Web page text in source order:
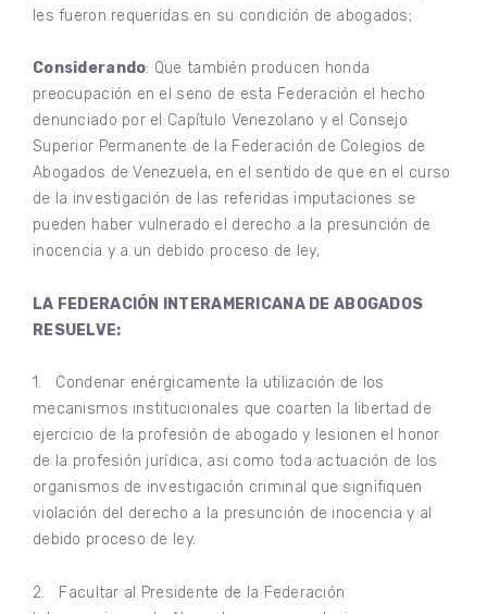
les fueron requeridas en su condición de abogados;
Considerando: Que también producen honda
preocupación en el seno de esta Federación el hecho
denunciado por el Capítulo Venezolano y el Consejo
Superior Permanente de la Federación de Colegios de
Abogados de Venezuela, en el sentido de que en el curso
de la investigación de las referidas imputaciones se
pueden haber vulnerado el derecho a la presunción de
inocencia y a un debido proceso de ley,
LA FEDERACIÓN INTERAMERICANA DE ABOGADOS
RESUELVE:
1. Condenar enérgicamente la utilización de los
mecanismos institucionales que coarten la libertad de
ejercicio de la profesión de abogado y lesionen el honor
de la profesión jurídica, asi como toda actuación de los
organismos de investigación criminal que signifiquen
violación del derecho a la presunción de inocencia y al
debido proceso de ley.
2. Facultar al Presidente de la Federación